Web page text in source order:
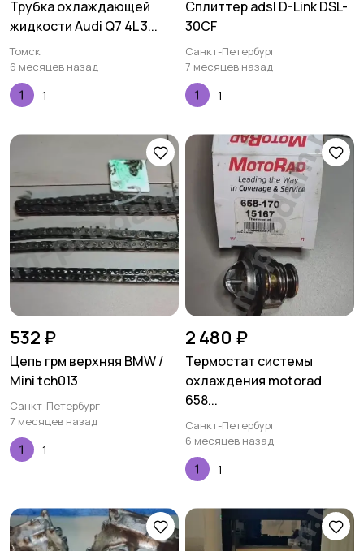
Трубка охлаждающей
жидкости Audi Q7 4L 3...
Томск
6 месяцев назад
1
Сплиттер adsl D-Link DSL-
30CF
Санкт-Петербург
7 месяцев назад
1
532 ₽
Цепь грм верхняя BMW /
Mini tch013
Санкт-Петербург
7 месяцев назад
1
2 480 ₽
Термостат системы
охлаждения motorad
658...
Санкт-Петербург
6 месяцев назад
1